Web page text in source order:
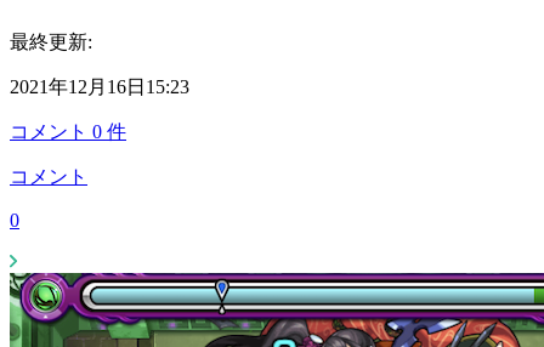
最終更新:
2021年12月16日15:23
コメント 0 件
コメント
0